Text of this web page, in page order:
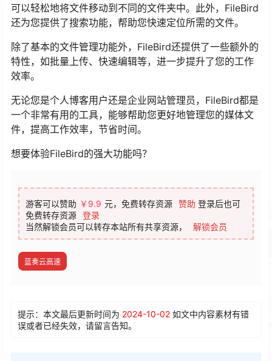
可以轻松地将文件移动到不同的文件夹中。此外，FileBird
还为您提供了搜索功能，帮助您快速定位所需的文件。
除了基本的文件管理功能外，FileBird还提供了一些额外的
特性，如批量上传、快速编辑等，进一步提升了您的工作
效率。
无论您是个人博客用户还是企业网站管理员，FileBird都是
一个非常有用的工具，能够帮助您更好地管理您的媒体文
件，提高工作效率，节省时间。
想要体验FileBird的强大功能吗？
游客可以赞助 ￥9.9 元，免费转存资源 赞助 登录后也可
免费转存资源 登录
当然解锁会员可以转存本站所有共享资源，
解锁会员
蓝奏云高速
提示：本文最后更新时间为 2024-10-02 如文中内容素材有错
误或者已经失效，请留言告知。